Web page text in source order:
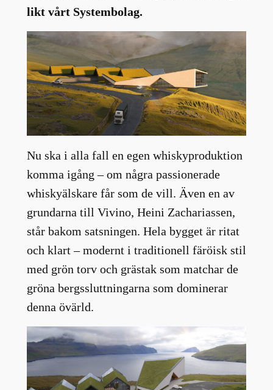
likt vårt Systembolag.
Nu ska i alla fall en egen whiskyproduktion
komma igång – om några passionerade
whiskyälskare får som de vill. Även en av
grundarna till Vivino, Heini Zachariassen,
står bakom satsningen. Hela bygget är ritat
och klart – modernt i traditionell färöisk stil
med grön torv och grästak som matchar de
gröna bergssluttningarna som dominerar
denna övärld.